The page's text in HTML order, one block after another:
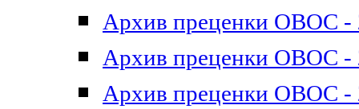
Архив преценки ОВОС -
Архив преценки ОВОС -
Архив преценки ОВОС -